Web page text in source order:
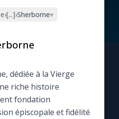
›[...]›Sherborne▾
dédiée à la Vierge
riche histoire
fondation
épiscopale et fidélité